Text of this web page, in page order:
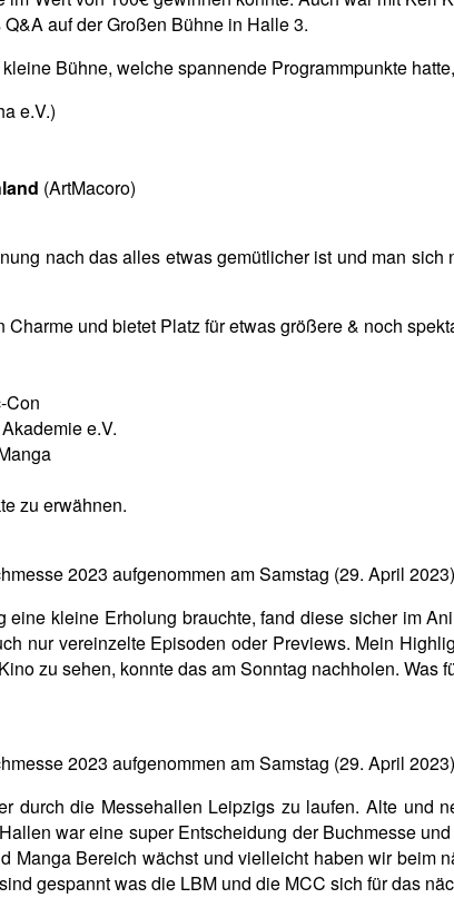
auf der Großen Bühne in Halle 3.
Bühne, welche spannende Programmpunkte
e.V.)
(ArtMacoro)
nach das alles etwas gemütlicher ist und man
und bietet Platz für etwas größere & noch
Comic-Con
Akademie e.V.
Manga
zu erwähnen.
2023 aufgenommen am Samstag (29. April
kleine Erholung brauchte, fand diese sicher im
nur vereinzelte Episoden oder Previews. Mein
zu sehen, konnte das am Sonntag nachholen.
2023 aufgenommen am Samstag (29. April
durch die Messehallen Leipzigs zu laufen. Alte und
war eine super Entscheidung der Buchmesse
Manga Bereich wächst und vielleicht haben wir
gespannt was die LBM und die MCC sich für das